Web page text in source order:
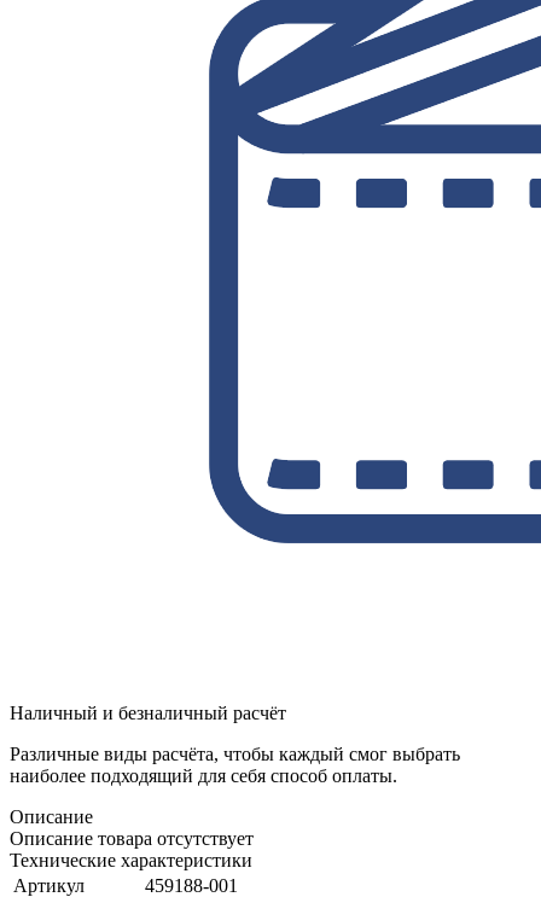
Наличный и безналичный расчёт
Различные виды расчёта, чтобы каждый смог выбрать
наиболее подходящий для себя способ оплаты.
Описание
Описание товара отсутствует
Технические характеристики
Артикул
459188-001